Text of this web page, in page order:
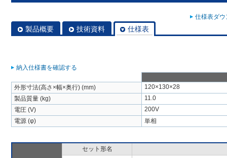
仕様表ダ
製品概要 技術資料 仕様表
納入仕様書を確認する
外形寸法(高さ×幅×奥行) (mm)
120×130×28
製品質量 (kg)
11.0
電圧 (V)
200V
電源 (φ)
単相
セット形名